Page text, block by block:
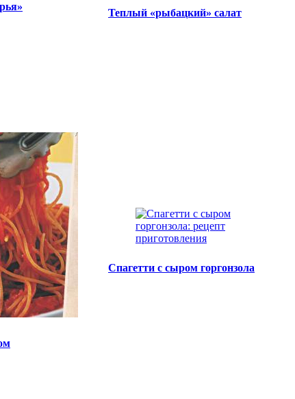
Теплый «рыбацкий» салат
Спагетти с сыром горгонзола